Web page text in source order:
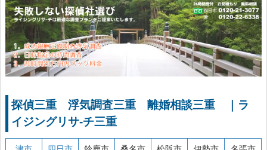
探偵三重 浮気調査三重 離婚相談三重 ｜ラ
イジングリサ-チ三重